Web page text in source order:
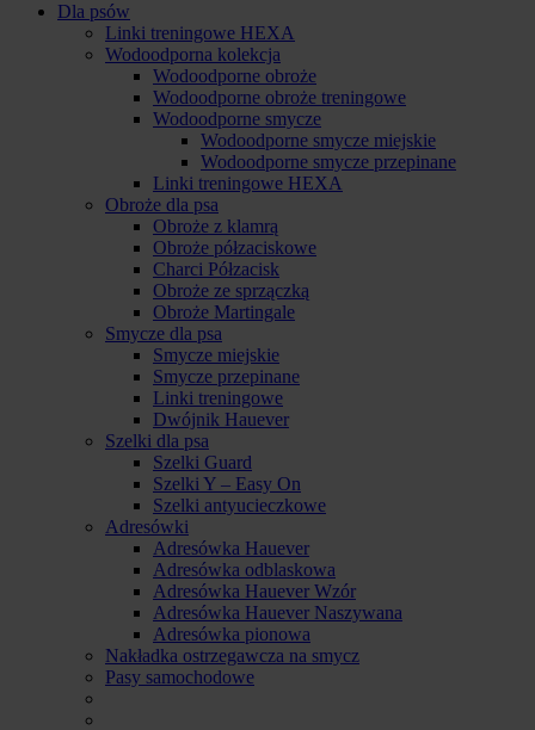
Dla psów
Linki treningowe HEXA
Wodoodporna kolekcja
Wodoodporne obroże
Wodoodporne obroże treningowe
Wodoodporne smycze
Wodoodporne smycze miejskie
Wodoodporne smycze przepinane
Linki treningowe HEXA
Obroże dla psa
Obroże z klamrą
Obroże półzaciskowe
Charci Półzacisk
Obroże ze sprzączką
Obroże Martingale
Smycze dla psa
Smycze miejskie
Smycze przepinane
Linki treningowe
Dwójnik Hauever
Szelki dla psa
Szelki Guard
Szelki Y – Easy On
Szelki antyucieczkowe
Adresówki
Adresówka Hauever
Adresówka odblaskowa
Adresówka Hauever Wzór
Adresówka Hauever Naszywana
Adresówka pionowa
Nakładka ostrzegawcza na smycz
Pasy samochodowe